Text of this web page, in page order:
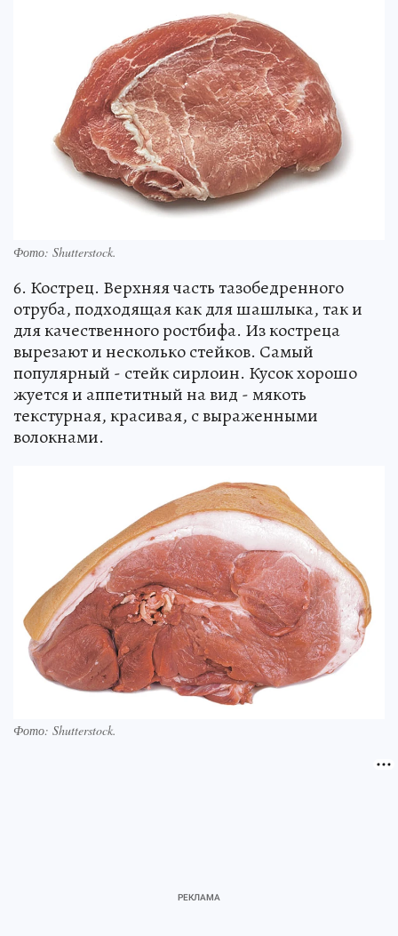
Фото: Shutterstock.
6. Кострец. Верхняя часть тазобедренного
отруба, подходящая как для шашлыка, так и
для качественного ростбифа. Из костреца
вырезают и несколько стейков. Самый
популярный - стейк сирлоин. Кусок хорошо
жуется и аппетитный на вид - мякоть
текстурная, красивая, с выраженными
волокнами.
Фото: Shutterstock.